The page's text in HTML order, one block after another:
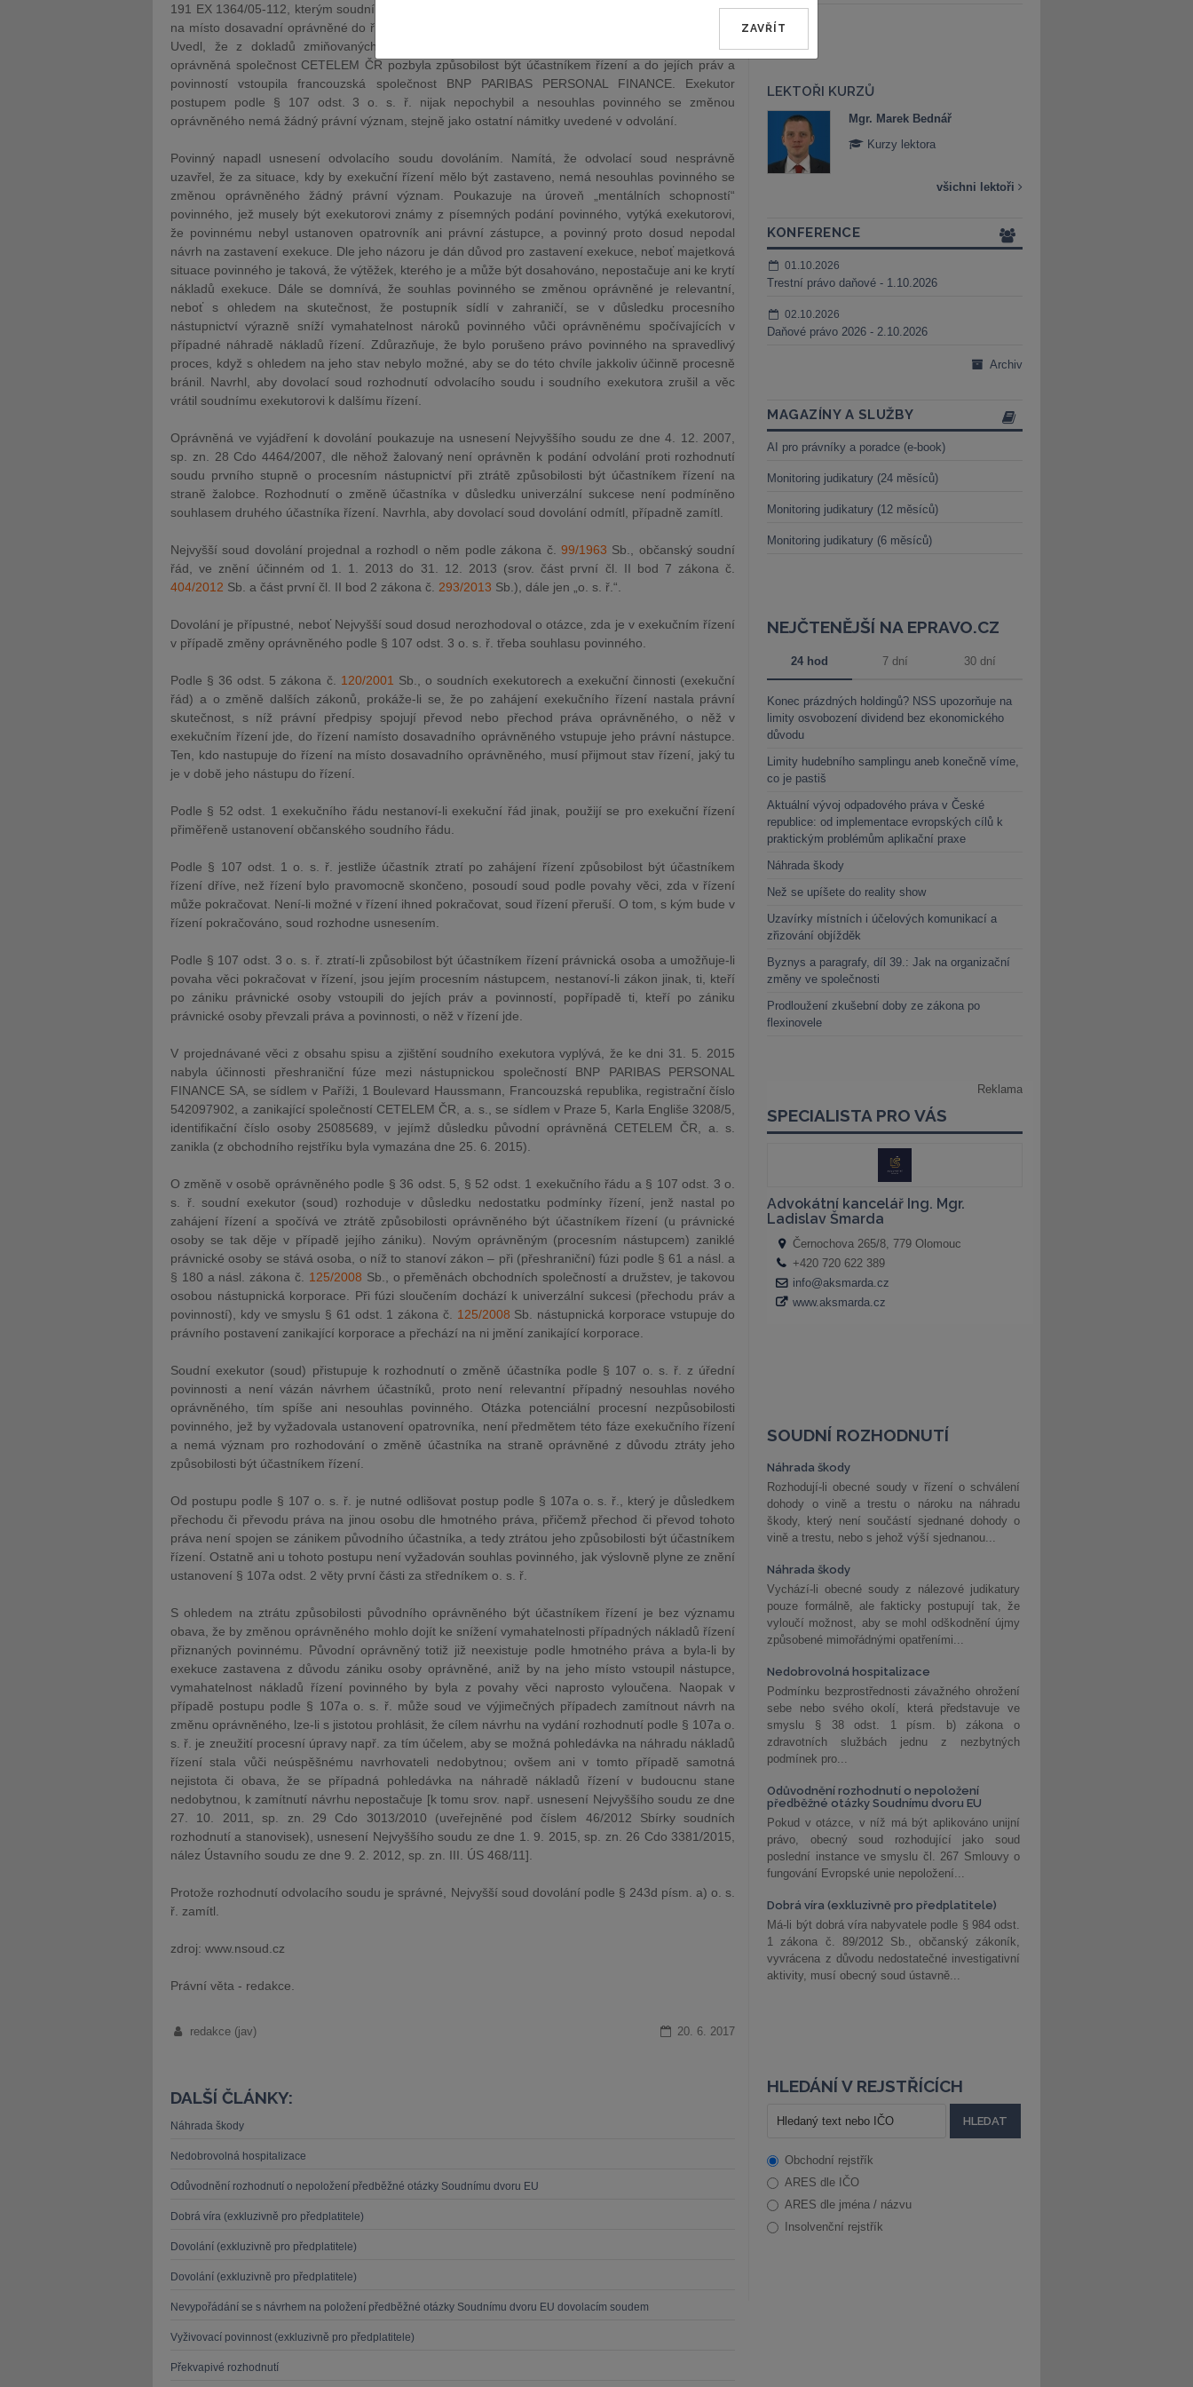
191 EX 1364/05-112, kterým soudní exekutor Mgr. J.B., Exekutorský úřad Praha-západ, rozhodl, že
na místo dosavadní oprávněné do řízení vstupuje společnost BNP PARIBAS PERSONAL FINANCE.
Uvedl, že z dokladů zmiňovaných v usnesení soudního exekutora je zřejmé, že dosavadní
oprávněná společnost CETELEM ČR pozbyla způsobilost být účastníkem řízení a do jejích práv a
povinností vstoupila francouzská společnost BNP PARIBAS PERSONAL FINANCE. Exekutor
postupem podle § 107 odst. 3 o. s. ř. nijak nepochybil a nesouhlas povinného se změnou
oprávněného nemá žádný právní význam, stejně jako ostatní námitky uvedené v odvolání.
Povinný napadl usnesení odvolacího soudu dovoláním. Namítá, že odvolací soud nesprávně
uzavřel, že za situace, kdy by exekuční řízení mělo být zastaveno, nemá nesouhlas povinného se
změnou oprávněného žádný právní význam. Poukazuje na úroveň „mentálních schopností“
povinného, jež musely být exekutorovi známy z písemných podání povinného, vytýká exekutorovi,
že povinnému nebyl ustanoven opatrovník ani právní zástupce, a povinný proto dosud nepodal
návrh na zastavení exekuce. Dle jeho názoru je dán důvod pro zastavení exekuce, neboť majetková
situace povinného je taková, že výtěžek, kterého je a může být dosahováno, nepostačuje ani ke krytí
nákladů exekuce. Dále se domnívá, že souhlas povinného se změnou oprávněné je relevantní,
neboť s ohledem na skutečnost, že postupník sídlí v zahraničí, se v důsledku procesního
nástupnictví výrazně sníží vymahatelnost nároků povinného vůči oprávněnému spočívajících v
případné náhradě nákladů řízení. Zdůrazňuje, že bylo porušeno právo povinného na spravedlivý
proces, když s ohledem na jeho stav nebylo možné, aby se do této chvíle jakkoliv účinně procesně
bránil. Navrhl, aby dovolací soud rozhodnutí odvolacího soudu i soudního exekutora zrušil a věc
vrátil soudnímu exekutorovi k dalšímu řízení.
Oprávněná ve vyjádření k dovolání poukazuje na usnesení Nejvyššího soudu ze dne 4. 12. 2007,
sp. zn. 28 Cdo 4464/2007, dle něhož žalovaný není oprávněn k podání odvolání proti rozhodnutí
soudu prvního stupně o procesním nástupnictví při ztrátě způsobilosti být účastníkem řízení na
straně žalobce. Rozhodnutí o změně účastníka v důsledku univerzální sukcese není podmíněno
souhlasem druhého účastníka řízení. Navrhla, aby dovolací soud dovolání odmítl, případně zamítl.
Nejvyšší soud dovolání projednal a rozhodl o něm podle zákona č. 99/1963 Sb., občanský soudní
řád, ve znění účinném od 1. 1. 2013 do 31. 12. 2013 (srov. část první čl. II bod 7 zákona č.
404/2012 Sb. a část první čl. II bod 2 zákona č. 293/2013 Sb.), dále jen „o. s. ř.“.
Dovolání je přípustné, neboť Nejvyšší soud dosud nerozhodoval o otázce, zda je v exekučním řízení
v případě změny oprávněného podle § 107 odst. 3 o. s. ř. třeba souhlasu povinného.
Podle § 36 odst. 5 zákona č. 120/2001 Sb., o soudních exekutorech a exekuční činnosti (exekuční
řád) a o změně dalších zákonů, prokáže-li se, že po zahájení exekučního řízení nastala právní
skutečnost, s níž právní předpisy spojují převod nebo přechod práva oprávněného, o něž v
exekučním řízení jde, do řízení namísto dosavadního oprávněného vstupuje jeho právní nástupce.
Ten, kdo nastupuje do řízení na místo dosavadního oprávněného, musí přijmout stav řízení, jaký tu
je v době jeho nástupu do řízení.
Podle § 52 odst. 1 exekučního řádu nestanoví-li exekuční řád jinak, použijí se pro exekuční řízení
přiměřeně ustanovení občanského soudního řádu.
Podle § 107 odst. 1 o. s. ř. jestliže účastník ztratí po zahájení řízení způsobilost být účastníkem
řízení dříve, než řízení bylo pravomocně skončeno, posoudí soud podle povahy věci, zda v řízení
může pokračovat. Není-li možné v řízení ihned pokračovat, soud řízení přeruší. O tom, s kým bude v
řízení pokračováno, soud rozhodne usnesením.
Podle § 107 odst. 3 o. s. ř. ztratí-li způsobilost být účastníkem řízení právnická osoba a umožňuje-li
povaha věci pokračovat v řízení, jsou jejím procesním nástupcem, nestanoví-li zákon jinak, ti, kteří
po zániku právnické osoby vstoupili do jejích práv a povinností, popřípadě ti, kteří po zániku
právnické osoby převzali práva a povinnosti, o něž v řízení jde.
V projednávané věci z obsahu spisu a zjištění soudního exekutora vyplývá, že ke dni 31. 5. 2015
nabyla účinnosti přeshraniční fúze mezi nástupnickou společností BNP PARIBAS PERSONAL
FINANCE SA, se sídlem v Paříži, 1 Boulevard Haussmann, Francouzská republika, registrační číslo
542097902, a zanikající společností CETELEM ČR, a. s., se sídlem v Praze 5, Karla Engliše 3208/5,
identifikační číslo osoby 25085689, v jejímž důsledku původní oprávněná CETELEM ČR, a. s.
zanikla (z obchodního rejstříku byla vymazána dne 25. 6. 2015).
O změně v osobě oprávněného podle § 36 odst. 5, § 52 odst. 1 exekučního řádu a § 107 odst. 3 o.
s. ř. soudní exekutor (soud) rozhoduje v důsledku nedostatku podmínky řízení, jenž nastal po
zahájení řízení a spočívá ve ztrátě způsobilosti oprávněného být účastníkem řízení (u právnické
osoby se tak děje v případě jejího zániku). Novým oprávněným (procesním nástupcem) zaniklé
právnické osoby se stává osoba, o níž to stanoví zákon – při (přeshraniční) fúzi podle § 61 a násl. a
§ 180 a násl. zákona č. 125/2008 Sb., o přeměnách obchodních společností a družstev, je takovou
osobou nástupnická korporace. Při fúzi sloučením dochází k univerzální sukcesi (přechodu práv a
povinností), kdy ve smyslu § 61 odst. 1 zákona č. 125/2008 Sb. nástupnická korporace vstupuje do
právního postavení zanikající korporace a přechází na ni jmění zanikající korporace.
Soudní exekutor (soud) přistupuje k rozhodnutí o změně účastníka podle § 107 o. s. ř. z úřední
povinnosti a není vázán návrhem účastníků, proto není relevantní případný nesouhlas nového
oprávněného, tím spíše ani nesouhlas povinného. Otázka potenciální procesní nezpůsobilosti
povinného, jež by vyžadovala ustanovení opatrovníka, není předmětem této fáze exekučního řízení
a nemá význam pro rozhodování o změně účastníka na straně oprávněné z důvodu ztráty jeho
způsobilosti být účastníkem řízení.
Od postupu podle § 107 o. s. ř. je nutné odlišovat postup podle § 107a o. s. ř., který je důsledkem
přechodu či převodu práva na jinou osobu dle hmotného práva, přičemž přechod či převod tohoto
práva není spojen se zánikem původního účastníka, a tedy ztrátou jeho způsobilosti být účastníkem
řízení. Ostatně ani u tohoto postupu není vyžadován souhlas povinného, jak výslovně plyne ze znění
ustanovení § 107a odst. 2 věty první části za středníkem o. s. ř.
S ohledem na ztrátu způsobilosti původního oprávněného být účastníkem řízení je bez významu
obava, že by změnou oprávněného mohlo dojít ke snížení vymahatelnosti případných nákladů řízení
přiznaných povinnému. Původní oprávněný totiž již neexistuje podle hmotného práva a byla-li by
exekuce zastavena z důvodu zániku osoby oprávněné, aniž by na jeho místo vstoupil nástupce,
vymahatelnost nákladů řízení povinného by byla z povahy věci naprosto vyloučena. Naopak v
případě postupu podle § 107a o. s. ř. může soud ve výjimečných případech zamítnout návrh na
změnu oprávněného, lze-li s jistotou prohlásit, že cílem návrhu na vydání rozhodnutí podle § 107a o.
s. ř. je zneužití procesní úpravy např. za tím účelem, aby se možná pohledávka na náhradu nákladů
řízení stala vůči neúspěšnému navrhovateli nedobytnou; ovšem ani v tomto případě samotná
nejistota či obava, že se případná pohledávka na náhradě nákladů řízení v budoucnu stane
nedobytnou, k zamítnutí návrhu nepostačuje [k tomu srov. např. usnesení Nejvyššího soudu ze dne
27. 10. 2011, sp. zn. 29 Cdo 3013/2010 (uveřejněné pod číslem 46/2012 Sbírky soudních
rozhodnutí a stanovisek), usnesení Nejvyššího soudu ze dne 1. 9. 2015, sp. zn. 26 Cdo 3381/2015,
nález Ústavního soudu ze dne 9. 2. 2012, sp. zn. III. ÚS 468/11].
Protože rozhodnutí odvolacího soudu je správné, Nejvyšší soud dovolání podle § 243d písm. a) o. s.
ř. zamítl.
zdroj: www.nsoud.cz
Právní věta - redakce.
redakce (jav) 20. 6. 2017
DALŠÍ ČLÁNKY:
Náhrada škody
Nedobrovolná hospitalizace
Odůvodnění rozhodnutí o nepoložení předběžné otázky Soudnímu dvoru EU
Dobrá víra (exkluzivně pro předplatitele)
Dovolání (exkluzivně pro předplatitele)
Dovolání (exkluzivně pro předplatitele)
Nevypořádání se s návrhem na položení předběžné otázky Soudnímu dvoru EU dovolacím soudem
Vyživovací povinnost (exkluzivně pro předplatitele)
Překvapivé rozhodnutí
LEKTOŘI KURZŮ
JUDr. Tomáš Nielsen
JUDr. Tomáš Sokol
JUDr. Martin Maisner, Ph.D.,
Kurzy lektora
Mgr. Marek Bednář
Kurzy lektora
všichni lektoři
KONFERENCE
01.10.2026
Trestní právo daňové - 1.10.2026
02.10.2026
Daňové právo 2026 - 2.10.2026
Archiv
MAGAZÍNY A SLUŽBY
AI pro právníky a poradce (e-book)
Monitoring judikatury (24 měsíců)
Monitoring judikatury (12 měsíců)
Monitoring judikatury (6 měsíců)
NEJČTENĚJŠÍ NA EPRAVO.CZ
24 hod 7 dní 30 dní
Konec prázdných holdingů? NSS upozorňuje na
limity osvobození dividend bez ekonomického
důvodu
Limity hudebního samplingu aneb konečně víme,
co je pastiš
Aktuální vývoj odpadového práva v České
republice: od implementace evropských cílů k
praktickým problémům aplikační praxe
Náhrada škody
Než se upíšete do reality show
Uzavírky místních i účelových komunikací a
zřizování objížděk
Byznys a paragrafy, díl 39.: Jak na organizační
změny ve společnosti
Prodloužení zkušební doby ze zákona po
flexinovele
SOUDNÍ ROZHODNUTÍ
Náhrada škody
Rozhodují-li obecné soudy v řízení o schválení
dohody o vině a trestu o nároku na náhradu
škody, který není součástí sjednané dohody o
vině a trestu, nebo s jehož výší sjednanou...
Náhrada škody
Vychází-li obecné soudy z nálezové judikatury
pouze formálně, ale fakticky postupují tak, že
vyloučí možnost, aby se mohl odškodnění újmy
způsobené mimořádnými opatřeními...
Nedobrovolná hospitalizace
Podmínku bezprostřednosti závažného ohrožení
sebe nebo svého okolí, která představuje ve
smyslu § 38 odst. 1 písm. b) zákona o
zdravotních službách jednu z nezbytných
podmínek pro...
Odůvodnění rozhodnutí o nepoložení
předběžné otázky Soudnímu dvoru EU
Pokud v otázce, v níž má být aplikováno unijní
právo, obecný soud rozhodující jako soud
poslední instance ve smyslu čl. 267 Smlouvy o
fungování Evropské unie nepoložení...
Dobrá víra (exkluzivně pro předplatitele)
Má-li být dobrá víra nabyvatele podle § 984 odst.
1 zákona č. 89/2012 Sb., občanský zákoník,
vyvrácena z důvodu nedostatečné investigativní
aktivity, musí obecný soud ústavně...
HLEDÁNÍ V REJSTŘÍCÍCH
Obchodní rejstřík
ARES dle IČO
ARES dle jména / názvu
Insolvenční rejstřík
ZAVŘÍT